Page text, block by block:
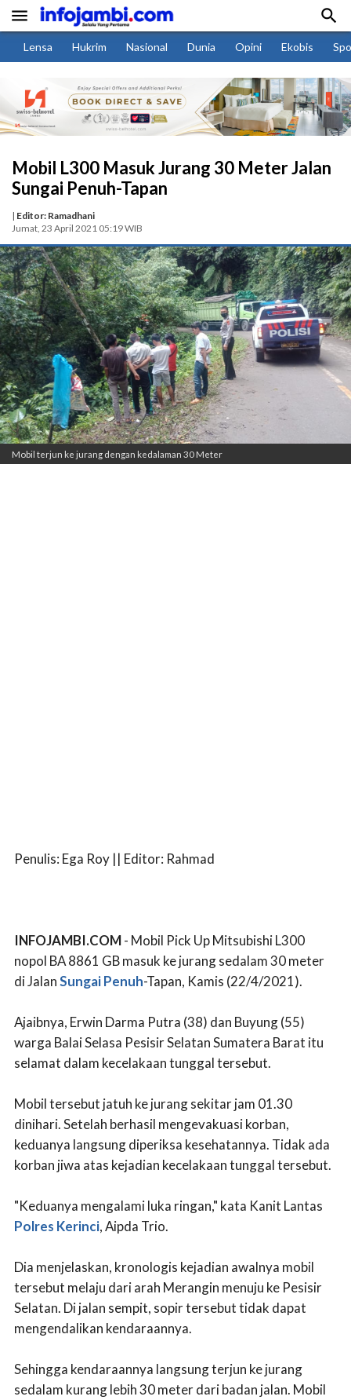
 
Lensa Hukrim Nasional Dunia Opini Ekobis
Mobil L300 Masuk Jurang 30 Meter Jalan
Sungai Penuh-Tapan
| Editor: Ramadhani
Jumat, 23 April 2021 05:19 WIB
Mobil terjun ke jurang dengan kedalaman 30 Meter
Penulis: Ega Roy || Editor: Rahmad
INFOJAMBI.COM- Mobil Pick Up Mitsubishi L300
nopol BA 8861 GB masuk ke jurang sedalam 30 meter
di JalanSungai Penuh-Tapan, Kamis (22/4/2021).
Ajaibnya, Erwin Darma Putra (38) dan Buyung (55)
warga Balai Selasa Pesisir Selatan Sumatera Barat itu
selamat dalam kecelakaan tunggal tersebut.
Mobil tersebut jatuh ke jurang sekitar jam 01.30
dinihari. Setelah berhasil mengevakuasi korban,
keduanya langsung diperiksa kesehatannya. Tidak ada
korban jiwa atas kejadian kecelakaan tunggal tersebut.
"Keduanya mengalami luka ringan," kata Kanit Lantas
Polres Kerinci, Aipda Trio.
Dia menjelaskan, kronologis kejadian awalnya mobil
tersebut melaju dari arah Merangin menuju ke Pesisir
Selatan. Di jalan sempit, sopir tersebut tidak dapat
mengendalikan kendaraannya.
Sehingga kendaraannya langsung terjun ke jurang
sedalam kurang lebih 30 meter dari badan jalan. Mobil